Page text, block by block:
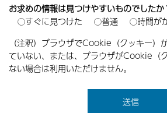
お求めの情報は見つけやすいものでしたか
すぐに見つけた
普通
時間が
（注釈）ブラウザでCookie（クッキー）
ていない、または、ブラウザがCookie（
ない場合は利用いただけません。